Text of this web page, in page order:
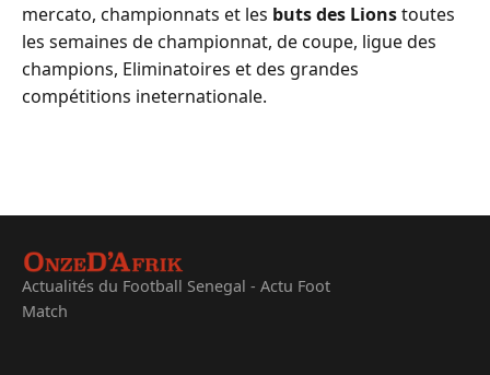
mercato, championnats et les buts des Lionstoutes
les semaines de championnat, de coupe, ligue des
champions, Eliminatoires et des grandes
compétitions ineternationale.
Actualités du Football Senegal - Actu Foot
Match